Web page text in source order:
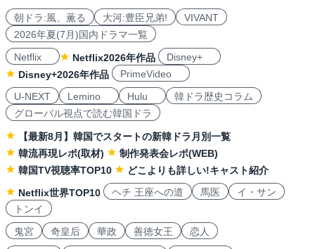
朝ドラ:風、薫る 大河:豊臣兄弟!
VIVANT
2026年夏(7月)国内ドラマ一覧
Netflix
Netflix2026年作品
Disney+
Disney+2026年作品
PrimeVideo
U-NEXT
Lemino Hulu
韓ドラ歴史コラム
グローバル視点で読む韓国ドラ
【最新8月】韓国でスタートの新韓ドラ月別一覧
韓流再現レポ(取材)
制作発表会レポ(WEB)
韓国TV視聴率TOP10
どこよりも詳しい!キャスト紹介
Netflix世界TOP10
ヘチ 王座への道 馬医
イ・サン
トンイ
鬼宮
奇皇后 華政 善徳女王 恋人